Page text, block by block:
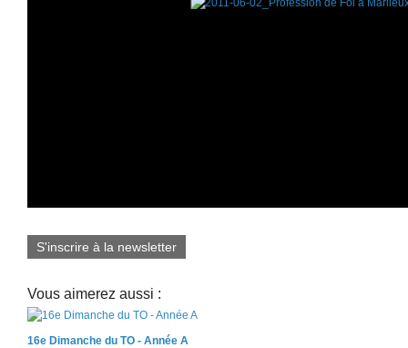
S'inscrire à la newsletter
Vous aimerez aussi :
16e Dimanche du TO - Année A